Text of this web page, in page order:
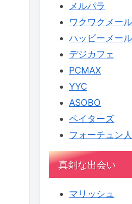
メルパラ
ワクワクメール
ハッピーメール
デジカフェ
PCMAX
YYC
ASOBO
ペイターズ
フォーチュン
真剣な出会い
マリッシュ